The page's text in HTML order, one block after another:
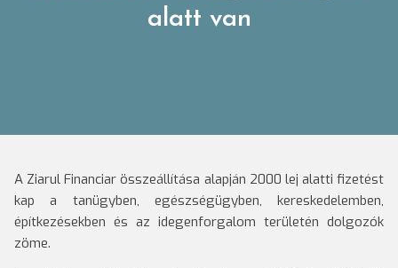
alatt van
A Ziarul Financiar összeállítása alapján 2000 lej alatti fizetést
kap a tanügyben, egészségügyben, kereskedelemben,
építkezésekben és az idegenforgalom területén dolgozók
zöme.